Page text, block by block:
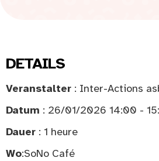
DETAILS
Veranstalter : Inter-Actions
Datum : 26/01/2026 14:00 -
Dauer : 1 heure
Wo:SoNo Café